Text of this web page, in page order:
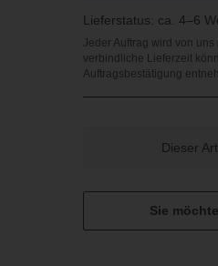
Lieferstatus: ca. 4–6
Dieser
Sie